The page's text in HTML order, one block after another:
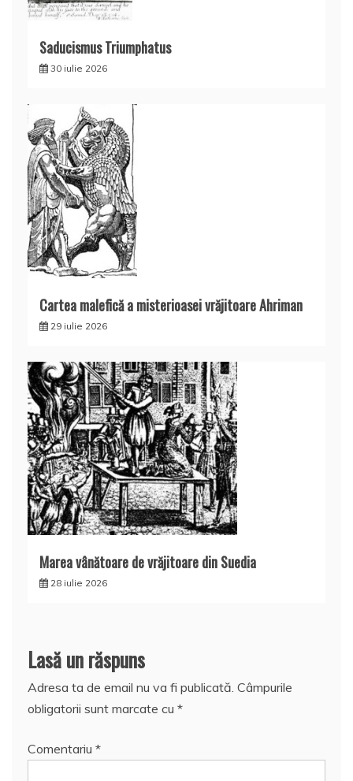
Saducismus Triumphatus
30 iulie 2026
Cartea malefică a misterioasei vrăjitoare Ahriman
29 iulie 2026
Marea vânătoare de vrăjitoare din Suedia
28 iulie 2026
Lasă un răspuns
Adresa ta de email nu va fi publicată. Câmpurile
obligatorii sunt marcate cu *
Comentariu *